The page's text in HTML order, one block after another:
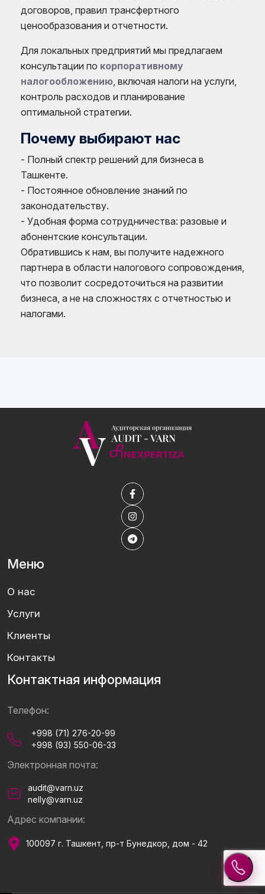
договоров, правил трансфертного
ценообразования и отчетности.
Для локальных предприятий мы предлагаем
консультации по корпоративному
налогообложению, включая налоги на услуги,
контроль расходов и планирование
оптимальной стратегии.
Почему выбирают нас
- Полный спектр решений для бизнеса в
Ташкенте.
- Постоянное обновление знаний по
законодательству.
- Удобная форма сотрудничества: разовые и
абонентские консультации.
Обратившись к нам, вы получите надежного
партнера в области налогового сопровождения,
что позволит сосредоточиться на развитии
бизнеса, а не на сложностях с отчетностью и
налогами.
Меню
О нас
Услуги
Клиенты
Контакты
Контактная информация
Телефон:
+998 (71) 276-20-99
+998 (93) 550-06-33
Электронная почта:
audit@varn.uz
nelly@varn.uz
Адрес компании:
100097 г. Ташкент, пр-т Бунедкор, дом - 42